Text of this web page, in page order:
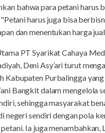
bahwa para petani harus
harus juga bisa
dan menentukan harga
PT Syarikat Cahaya
Deni Asy’ari turut
Kabupaten Purbalingga
Bangkit dalam mengelola
sehingga masyarakat
negeri sendiri dengan pola
Ia juga menambahkan,